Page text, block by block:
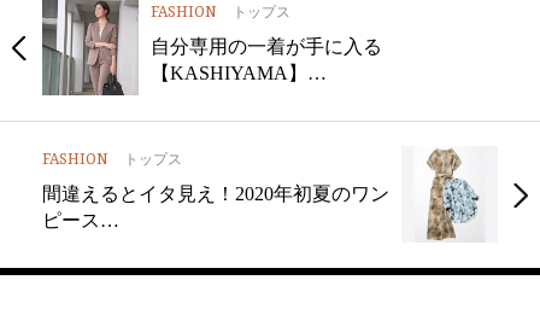
FASHION トップス
自分専用の一着が手に入る
【KASHIYAMA】…
FASHION トップス
間違えるとイタ見え！2020年初夏のワン
ピース…